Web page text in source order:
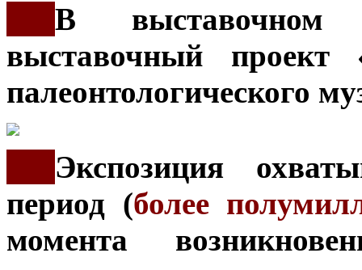
В
выставочный проект
палеонтологического
Экспозиция
период (более
момента